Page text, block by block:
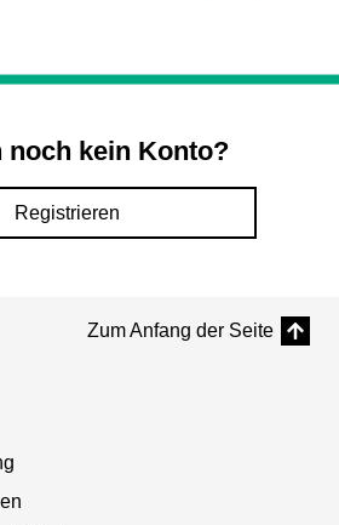
noch kein Konto?
Registrieren
Zum Anfang der Seite